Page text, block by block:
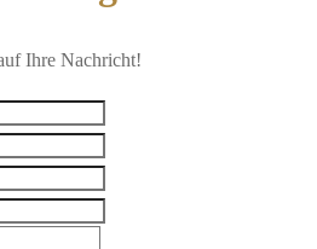
Ihre Nachricht!